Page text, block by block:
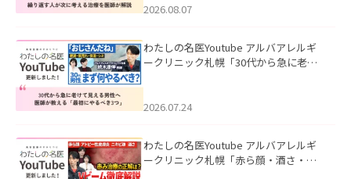
ました。
2026.08.07
わたしの名医Youtube アルバアレルギ
ークリニック札幌「30代から急に老け
た。
2026.07.24
わたしの名医Youtube アルバアレルギ
ークリニック札幌「赤ら顔・酒さ・ニ